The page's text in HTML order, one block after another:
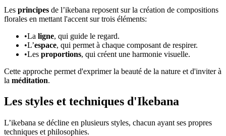
Les principes de l’ikebana reposent sur la création de compositions
florales en mettant l'accent sur trois éléments:
•La ligne, qui guide le regard.
•L’espace, qui permet à chaque composant de respirer.
•Les proportions, qui créent une harmonie visuelle.
Cette approche permet d'exprimer la beauté de la nature et d'inviter à
la méditation.
Les styles et techniques d'Ikebana
L’ikebana se décline en plusieurs styles, chacun ayant ses propres
techniques et philosophies.